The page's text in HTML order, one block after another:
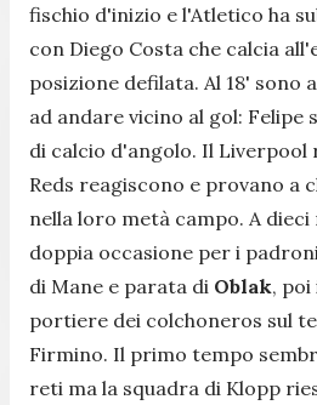
fischio d'inizio e l'Atletico ha
con Diego Costa che calcia
posizione defilata. Al 18' sono
ad andare vicino al gol: Felipe
di calcio d'angolo. Il Liverpool
Reds reagiscono e provano a
nella loro metà campo. A
doppia occasione per i
di Mane e parata di Oblak,
portiere dei colchoneros sul
Firmino. Il primo tempo
reti ma la squadra di Klopp